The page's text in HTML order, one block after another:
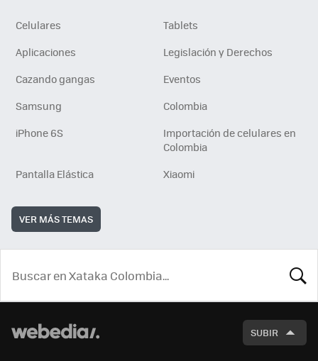
Celulares
Tablets
Aplicaciones
Legislación y Derechos
Cazando gangas
Eventos
Samsung
Colombia
iPhone 6S
Importación de celulares en
Colombia
Pantalla Elástica
Xiaomi
VER MÁS TEMAS
SUBIR